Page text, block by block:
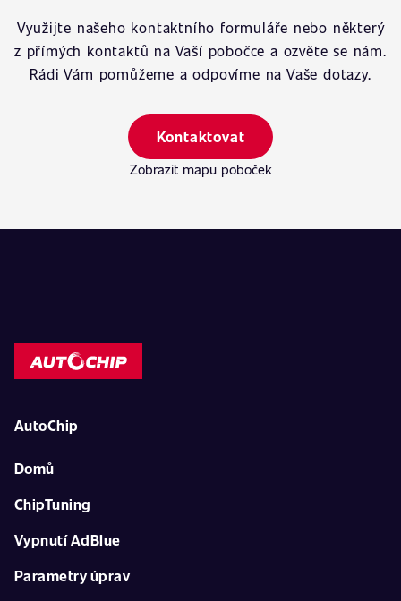
Využijte našeho kontaktního formuláře nebo některý
z přímých kontaktů na Vaší pobočce a ozvěte se nám.
Rádi Vám pomůžeme a odpovíme na Vaše dotazy.
Kontaktovat
Zobrazit mapu poboček
AutoChip
Domů
ChipTuning
Vypnutí AdBlue
Parametry úprav